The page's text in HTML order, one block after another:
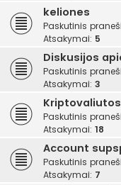
keliones
Paskutinis
Atsakymai: 5
Diskusijos
Paskutinis
Atsakymai: 3
Kriptovaliutos
Paskutinis
Atsakymai: 18
Account
Paskutinis
Atsakymai: 7